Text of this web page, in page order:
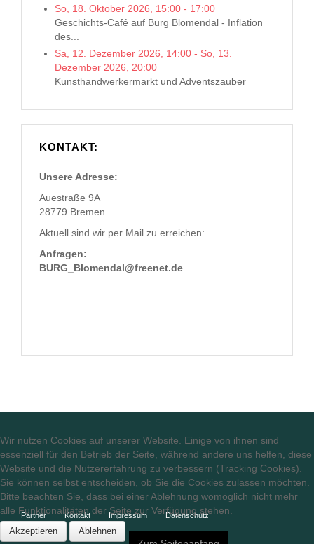
So, 18. Oktober 2026
15:00 - 17:00
Geschichts-Café auf Burg Blomendal - Inflation
des...
Sa, 12. Dezember 2026
14:00 - So, 13.
Dezember 2026
20:00
Kunsthandwerkermarkt und Adventszauber
KONTAKT:
Unsere Adresse:
Auestraße 9A
28779 Bremen
Aktuell sind wir per Mail zu erreichen:
Anfragen:
BURG_Blomendal@freenet.de
Partner Kontakt Impressum Datenschutz
Wir nutzen Cookies auf unserer Website. Einige von ihnen sind
essenziell für den Betrieb der Seite, während andere uns helfen, diese
Website und die Nutzererfahrung zu verbessern (Tracking Cookies).
Sie können selbst entscheiden, ob Sie die Cookies zulassen möchten.
Bitte beachten Sie, dass bei einer Ablehnung womöglich nicht mehr
alle Funktionalitäten der Seite zur Verfügung stehen.
Akzeptieren Ablehnen